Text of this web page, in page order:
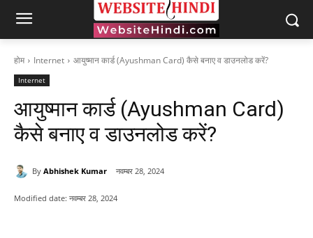
होम Internet आयुष्मान कार्ड (Ayushman Card) कैसे बनाए व डाउनलोड करें?
Internet
आयुष्मान कार्ड (Ayushman Card)
कैसे बनाए व डाउनलोड करें?
By Abhishek Kumar नवम्बर 28, 2024
Modified date: नवम्बर 28, 2024